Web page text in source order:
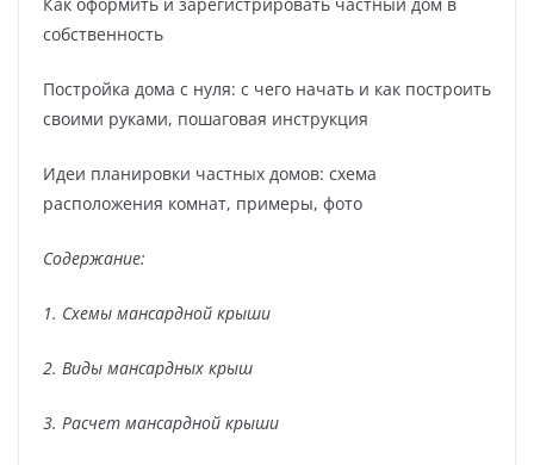
собственность
Постройка дома с нуля: с чего начать и как построить
своими руками, пошаговая инструкция
Идеи планировки частных домов: схема
расположения комнат, примеры, фото
Содержание:
1. Схемы мансардной крыши
2. Виды мансардных крыш
3. Расчет мансардной крыши